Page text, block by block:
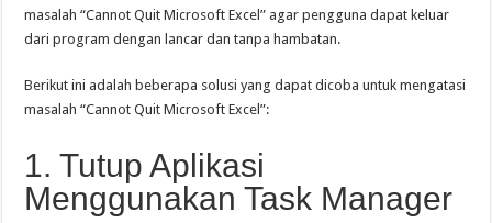
masalah “Cannot Quit Microsoft Excel” agar pengguna dapat keluar
dari program dengan lancar dan tanpa hambatan.
Berikut ini adalah beberapa solusi yang dapat dicoba untuk mengatasi
masalah “Cannot Quit Microsoft Excel”:
1. Tutup Aplikasi
Menggunakan Task Manager